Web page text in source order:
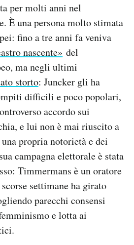
per molti anni nel
È una persona molto stimata
fino a tre anni fa veniva
nascente» del
ma negli ultimi
storto: Juncker gli ha
difficili e poco popolari,
accordo sui
e lui non è mai riuscito a
propria notorietà e dei
campagna elettorale è stata
Timmermans è un oratore
settimane ha girato
parecchi consensi
e lotta ai